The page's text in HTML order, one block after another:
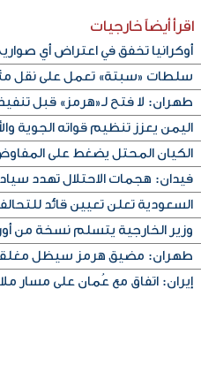
اقرأ أيضاًخارجيات
أوكرانيا تخفق في اعتراض أي
سلطات «سبتة» تعمل على نقل
طهران: لا فتح لـ«هرمز» قبل تنفيذ
اليمن يعزز تنظيم قواته الجوية
الكيان المحتل يضغط على
فيدان: هجمات الاحتلال تهدد
السعودية تعلن تعيين قائد
وزير الخارجية يتسلم نسخة من
طهران: مضيق هرمز سيظل مغلقا
إيران: اتفاق مع عُمان على مسار